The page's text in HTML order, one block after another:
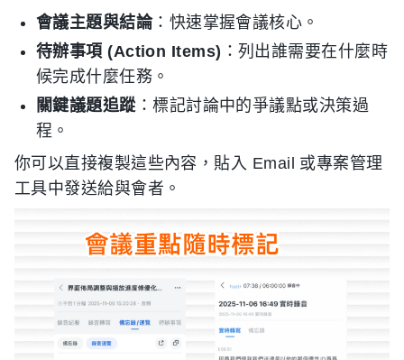
會議主題與結論：快速掌握會議核心。
待辦事項 (Action Items) ：列出誰需要在什麼時
候完成什麼任務。
關鍵議題追蹤：標記討論中的爭議點或決策過
程。
你可以直接複製這些內容，貼入 Email 或專案管理
工具中發送給與會者。